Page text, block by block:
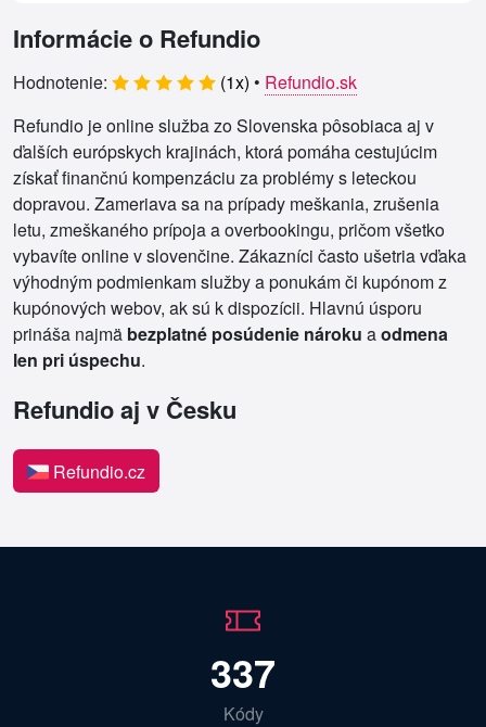
Informácie o Refundio
Hodnotenie: (1x) • Refundio.sk
Refundio je online služba zo Slovenska pôsobiaca aj v
ďalších európskych krajinách, ktorá pomáha cestujúcim
získať finančnú kompenzáciu za problémy s leteckou
dopravou. Zameriava sa na prípady meškania, zrušenia
letu, zmeškaného prípoja a overbookingu, pričom všetko
vybavíte online v slovenčine. Zákazníci často ušetria vďaka
výhodným podmienkam služby a ponukám či kupónom z
kupónových webov, ak sú k dispozícii. Hlavnú úsporu
prináša najmä bezplatné posúdenie nároku aodmena
len pri úspechu.
Refundio aj v Česku
Refundio.cz
337
Kódy